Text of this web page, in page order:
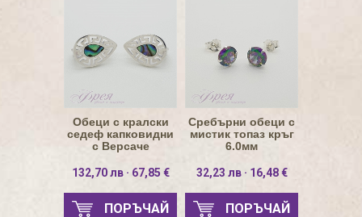
Обеци с кралски
седеф капковидни
с Версаче
132,70 лв · 67,85 €
ПОРЪЧАЙ
Сребърни обеци с
мистик топаз кръг
6.0мм
32,23 лв · 16,48 €
ПОРЪЧАЙ